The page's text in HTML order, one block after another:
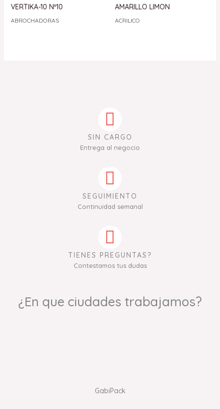
VERTIKA-10 Nº10
ABROCHADORAS
AMARILLO LIMON
ACRILICO
SIN CARGO
Entrega al negocio
SEGUIMIENTO
Continuidad semanal
TIENES PREGUNTAS?
Contestamos tus dudas
¿En que ciudades trabajamos?
GabiPack